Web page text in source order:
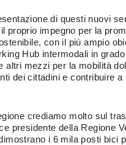
di questi nuovi
proprio impegno per la
con il più ampio
Hub intermodali in
altri mezzi per la mobilità
dei cittadini e contribuire
crediamo molto sul
presidente della Regione
i 6 mila posti bici